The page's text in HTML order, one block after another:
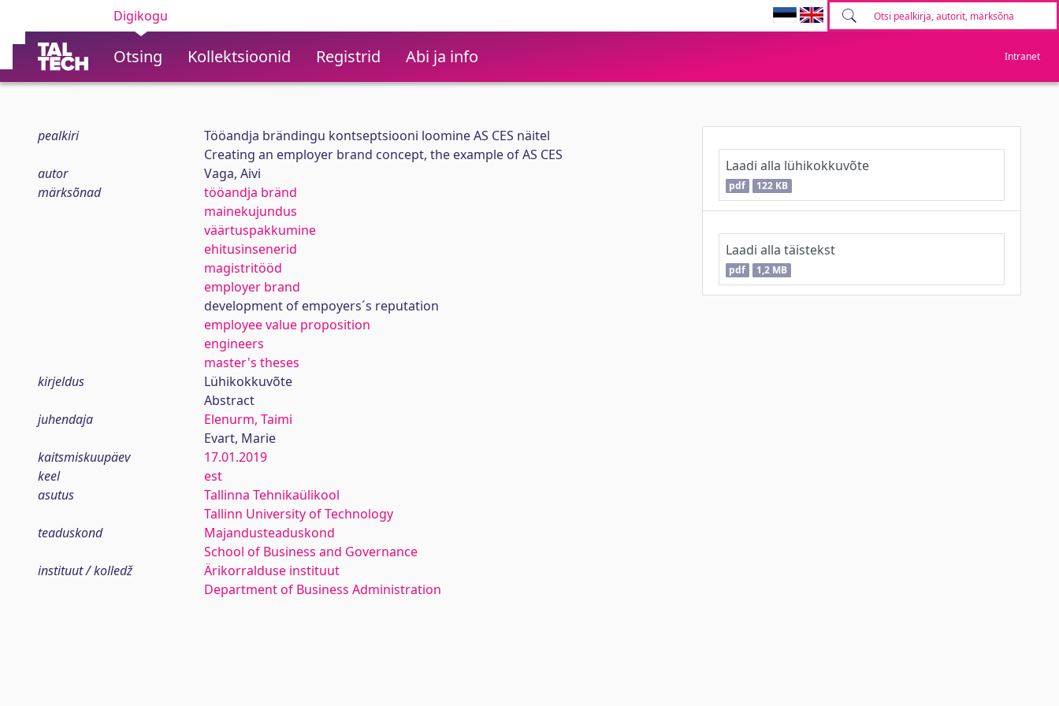
Digikogu
Otsing Kollektsioonid Registrid Abi ja info Intranet
pealkiri
Tööandja brändingu kontseptsiooni loomine AS CES näitel
Creating an employer brand concept, the example of AS CES
autor
Vaga, Aivi
märksõnad
tööandja bränd
mainekujundus
väärtuspakkumine
ehitusinsenerid
magistritööd
employer brand
development of empoyers´s reputation
employee value proposition
engineers
master's theses
kirjeldus
Lühikokkuvõte
Abstract
juhendaja
Elenurm, Taimi
Evart, Marie
kaitsmiskuupäev
17.01.2019
keel
est
asutus
Tallinna Tehnikaülikool
Tallinn University of Technology
teaduskond
Majandusteaduskond
School of Business and Governance
instituut / kolledž
Ärikorralduse instituut
Department of Business Administration
Laadi alla lühikokkuvõte
pdf 122 KB
Laadi alla täistekst
pdf 1,2 MB